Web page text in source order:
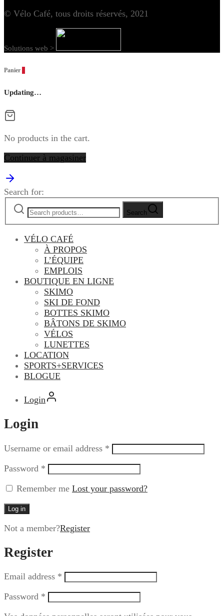
© Vélo Café, tous droits réservés, 2021
Solutions web >
Panier
Updating…
No products in the cart.
Continuer à magasiner
Search for:
Search
VÉLO CAFÉ
À PROPOS
L’ÉQUIPE
EMPLOIS
BOUTIQUE EN LIGNE
SKIMO
SKI DE FOND
BOTTES SKIMO
BÂTONS DE SKIMO
VÉLOS
LUNETTES
LOCATION
SPORTS+SERVICES
BLOGUE
Login
Login
Username or email address *
Password *
Remember me Lost your password?
Log in
Not a member?Register
Register
Email address *
Password *